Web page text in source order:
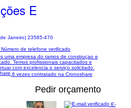
E
Janeiro) 23585-470
Número de telefone verificado
uma empresa do ramos de construçao e
Temos profissionais capacitados e
com excelencia o serviço solicitado.
6 vezes contratado na Cronoshare
Pedir orçamento
E-